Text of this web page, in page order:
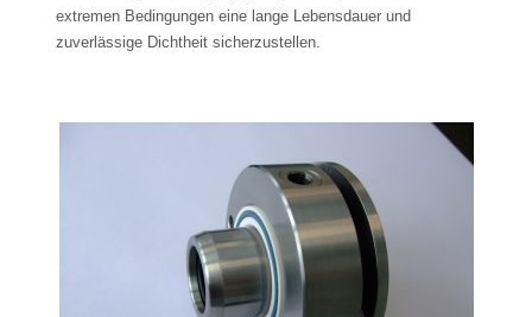
extremen Bedingungen eine lange Lebensdauer und
zuverlässige Dichtheit sicherzustellen.